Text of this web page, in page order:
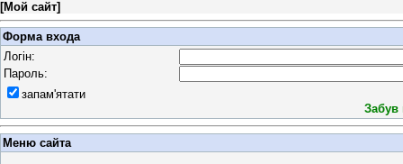
[Мой сайт]
Форма входа
Логін:
Пароль:
запам'ятати
Забув
Меню сайта